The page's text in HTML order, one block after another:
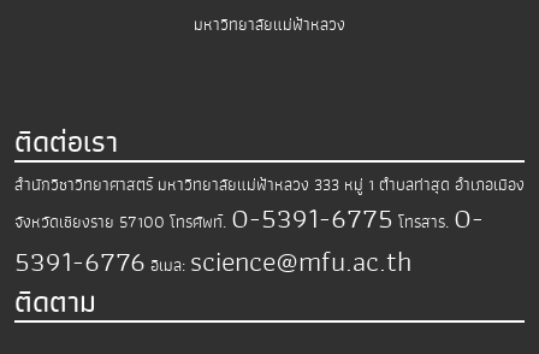
มหาวิทยาลัยแม่ฟ้าหลวง
ติดต่อเรา
สำนักวิชาวิทยาศาสตร์ มหาวิทยาลัยแม่ฟ้าหลวง 333 หมู่ 1 ตำบลท่าสุด อำเภอเมือง
จังหวัดเชียงราย 57100 โทรศัพท์. 0-5391-6775 โทรสาร. 0-
5391-6776 อีเมล: science@mfu.ac.th
ติดตาม